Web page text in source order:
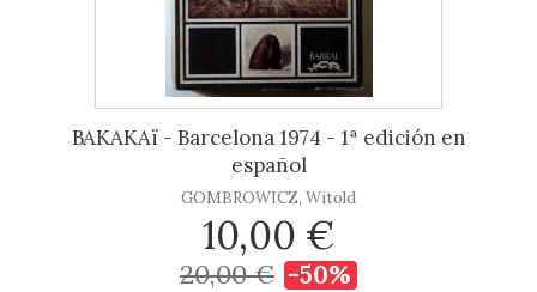
BAKAKAï - Barcelona 1974 - 1ª edición en
español
GOMBROWICZ, Witold
10,00 €
20,00 € -50%